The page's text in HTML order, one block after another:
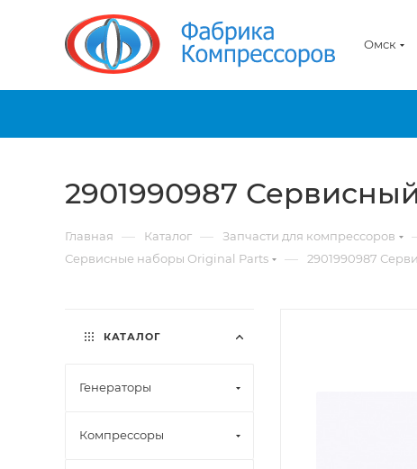
Омск
2901990987
Главная — Каталог — Запчасти для компрессоров
Сервисные наборы Original Parts — 2901990987
КАТАЛОГ
Генераторы
Компрессоры